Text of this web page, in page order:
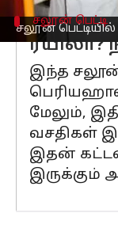
சலூன்
சலூன் பெட்டி
இந்த சலூன்
மேலும்,
வசதிகள்
இதன்
இருக்கும்